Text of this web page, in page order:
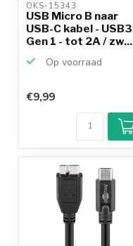
OKS-15343
USB Micro B naar
USB-C kabel -
Gen 1 - tot 2A / zw...
Op voorraad
€9,99